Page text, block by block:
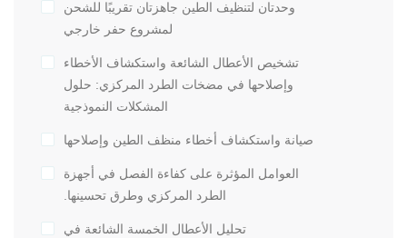
وحدتان لتنظيف الطين جاهزتان تقريبًا للشحن
لمشروع حفر خارجي
تشخيص الأعطال الشائعة واستكشاف الأخطاء
وإصلاحها في مضخات الطرد المركزي: حلول
المشكلات النموذجية
صيانة واستكشاف أخطاء منظف الطين وإصلاحها
العوامل المؤثرة على كفاءة الفصل في أجهزة
الطرد المركزي وطرق تحسينها.
تحليل الأعطال الخمسة الشائعة في